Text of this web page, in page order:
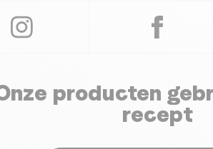
producten
recept